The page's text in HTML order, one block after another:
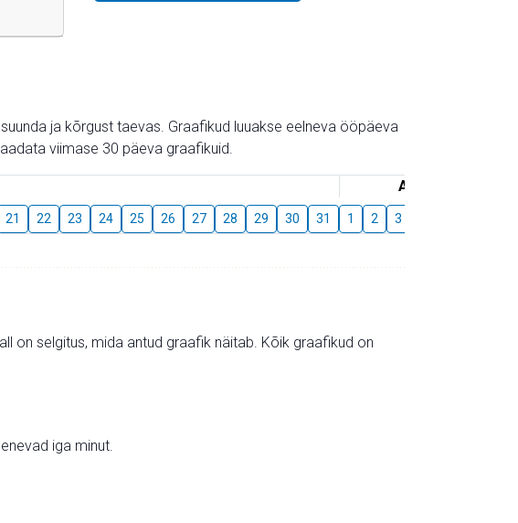
ja kõrgust taevas. Graafikud luuakse eelneva ööpäeva
viimase 30 päeva graafikuid.
August
21 22 23 24 25 26 27 28 29 30 31 1 2 3
on selgitus, mida antud graafik näitab. Kõik graafikud on
iga minut.